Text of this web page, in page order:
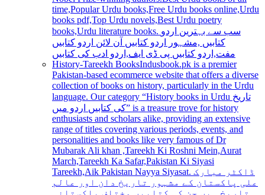
time,Popular Urdu books,Free Urdu books online,Urdu
books pdf,Top Urdu novels,Best Urdu poetry
books,Urdu literature books. سب سے بہترین اردو
کتابیں ,مشہور اردو کتابیں آن لائن اردو کتابیں
مفت,اردو کتابیں پی ڈی ایف,اردو ادب کی کتابیں
History-Tareekh BooksIndusbook.pk is a premier
Pakistan-based ecommerce website that offers a diverse
collection of books on history, particularly in the Urdu
language. Our category “History books in Urdu تاریخ
کی کتابیں اردو میں” is a treasure trove for history
enthusiasts and scholars alike, providing an extensive
range of titles covering various periods, events, and
personalities and books like very famous of Dr
Mubarak Ali khan ,Tareekh Ki Roshni Mein,Aurat
March,Tareekh Ka Safar,Pakistan Ki Siyasi
Tareekh,Aik Pakistan Nayya Siyasat. ڈاکٹر مبارک
علی پاکستان کے مشہور تاریخ دان اور عالم
تاریخ ہیں جن کی کتابیں مختلف پاکستانی